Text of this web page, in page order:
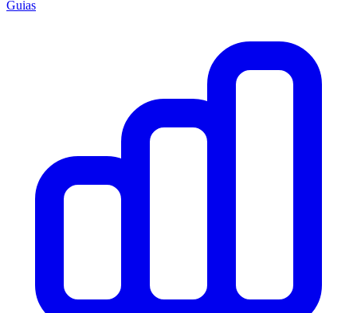
Guias